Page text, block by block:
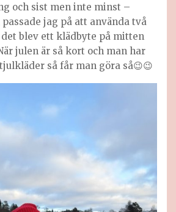
och sist men inte minst –
jag på att använda två
blev ett klädbyte på mitten
julen är så kort och man har
så får man göra så😉😉